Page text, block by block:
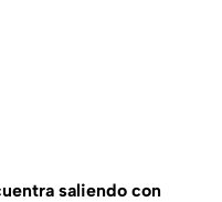
saliendo con